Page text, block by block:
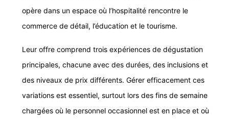
opère dans un espace où l’hospitalité rencontre le
commerce de détail, l’éducation et le tourisme.
Leur offre comprend trois expériences de dégustation
principales, chacune avec des durées, des inclusions et
des niveaux de prix différents. Gérer efficacement ces
variations est essentiel, surtout lors des fins de semaine
chargées où le personnel occasionnel est en place et où